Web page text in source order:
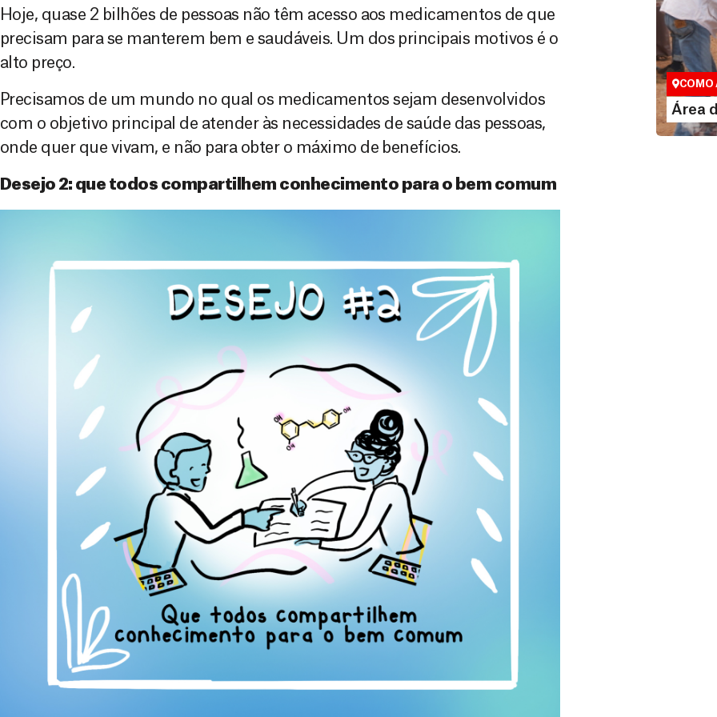
Hoje, quase 2 bilhões de pessoas não têm acesso aos medicamentos de que
precisam para se manterem bem e saudáveis. Um dos principais motivos é o
alto preço.
Precisamos de um mundo no qual os medicamentos sejam desenvolvidos
com o objetivo principal de atender às necessidades de saúde das pessoas,
onde quer que vivam, e não para obter o máximo de benefícios.
Desejo 2: que todos compartilhem conhecimento para o bem comum
Área
Espaço
COMO
Área